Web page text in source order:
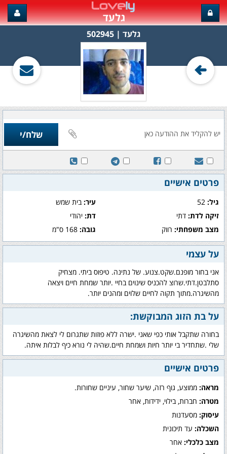
גלעד
גלעד‏ | 502945
פרטים אישיים
גיל: עיר:בית שמש
זיקה לדת: דתי דת:יהודי
מצב משפחתי: רווק גובה:168 ס"מ
על עצמי
אני בחור מופנם.שקט.צנוע. של נתינה. טיפוס ביתי. מצחיק
סתלבטן.דתי.שרוצ להכניס שינוים בחיי .יותר שמחת חיים ויצאה
מהשיגרה.מתוך תקוה לחיים שלוים ומהנים יותר.
על בת הזוג המבוקשת:
בחורה שתקבל אותי כפי שאני .ישרה ללא פוזות שתגרום לי לצאת מהשיגרה
שלי .שתחדיר בי יותר חיות ושמחת חיים.שהיה לי נורא כיף לבלות איתה.
פרטים אישיים
מראה: ממוצע, גוף רזה, שיער שחור, עיניים שחורות.
מטרה: חברות, בילוי, ידידות, אחר
עיסוק: מסעדנות
השכלה: עד תיכונית
מצב כלכלי: אחר